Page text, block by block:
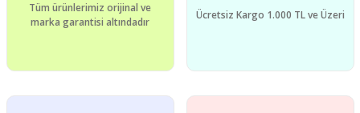
Tüm ürünlerimiz orijinal ve
marka garantisi altındadır
Ücretsiz Kargo 1.000 TL ve Üzeri